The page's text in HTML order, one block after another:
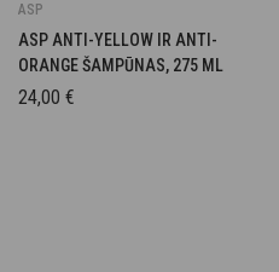
ASP
ASP ANTI-YELLOW IR ANTI-
ORANGE ŠAMPŪNAS, 275 ML
24,00 €